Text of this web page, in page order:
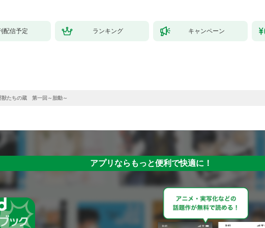
配信予定 ランキング キャンペーン
獣たちの蔵 第一回～胎動～
アプリならもっと便利で快適に！